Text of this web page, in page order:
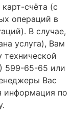
счёта (с
операций в
В случае,
услуга), Вам
технической
599-65-65 или
Вас
информация по